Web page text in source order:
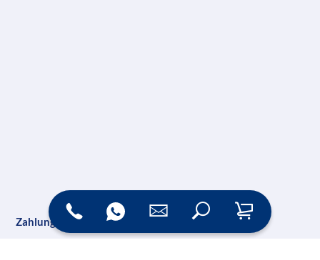
Zahlungsarten Versand